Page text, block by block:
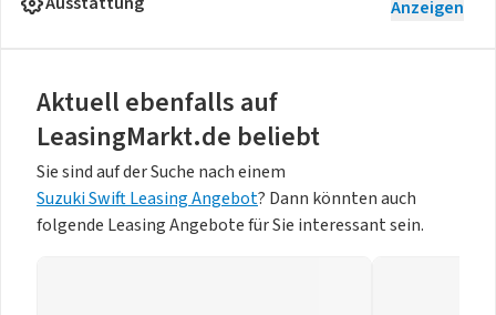
Anzeigen
Aktuell ebenfalls auf
LeasingMarkt.de beliebt
Sie sind auf der Suche nach einem
Suzuki Swift Leasing Angebot? Dann könnten auch
folgende Leasing Angebote für Sie interessant sein.